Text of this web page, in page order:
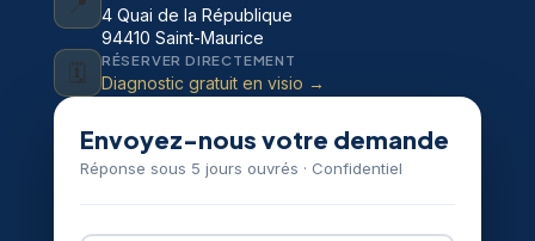
4 Quai de la République
94410 Saint-Maurice
🗓️ RÉSERVER DIRECTEMENT
Diagnostic gratuit en visio →
Envoyez-nous votre demande
Réponse sous 5 jours ouvrés · Confidentiel